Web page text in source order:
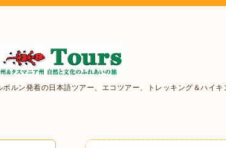
ボルン発着の日本語ツアー、エコツアー、トレッキング＆ハイ